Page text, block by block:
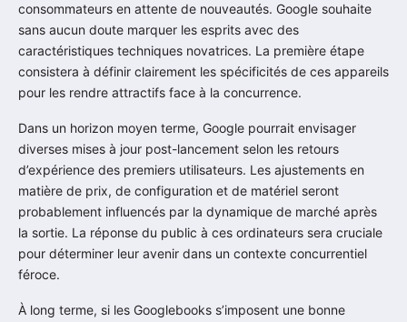
consommateurs en attente de nouveautés. Google souhaite
sans aucun doute marquer les esprits avec des
caractéristiques techniques novatrices. La première étape
consistera à définir clairement les spécificités de ces appareils
pour les rendre attractifs face à la concurrence.
Dans un horizon moyen terme, Google pourrait envisager
diverses mises à jour post-lancement selon les retours
d’expérience des premiers utilisateurs. Les ajustements en
matière de prix, de configuration et de matériel seront
probablement influencés par la dynamique de marché après
la sortie. La réponse du public à ces ordinateurs sera cruciale
pour déterminer leur avenir dans un contexte concurrentiel
féroce.
À long terme, si les Googlebooks s’imposent une bonne